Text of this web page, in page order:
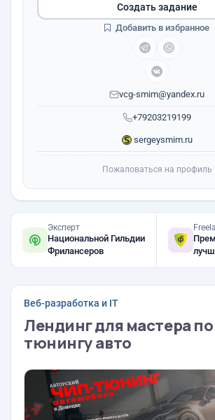
+79203219199
vcg-smim@yandex.ru
sergeysmim.ru
Создать задание
Добавить в избранное
Пожаловаться на профиль
Эксперт
Национальной Гильдии
Фрилансеров
Веб-разработка и IT
Лендинг для мастера
тюнингу авто